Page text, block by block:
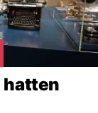
hatten